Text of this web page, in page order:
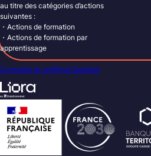
au titre des catégories d’actions
suivantes :
・Actions de formation
・Actions de formation par
apprentissage
Consulter le certificat Qualiopi